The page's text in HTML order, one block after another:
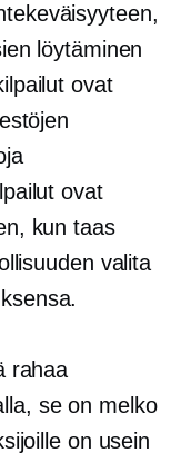
löytäminen
ovat
ovat
kun taas
valita
rahaa
se on melko
on usein